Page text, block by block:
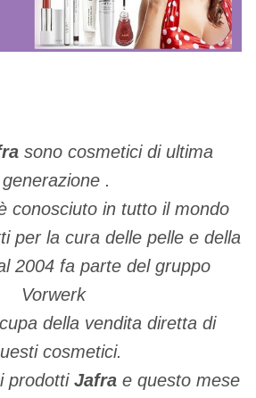
sono cosmetici di ultima
generazione .
conosciuto in tutto il mondo
per la cura delle pelle e della
2004 fa parte del gruppo
Vorwerk
della vendita diretta di
cosmetici.
prodotti Jafra e questo mese